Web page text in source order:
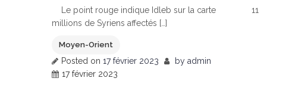
Le point rouge indique Idleb sur la carte 11
millions de Syriens affectés […]
Moyen-Orient
Posted on 17 février 2023 by admin
17 février 2023